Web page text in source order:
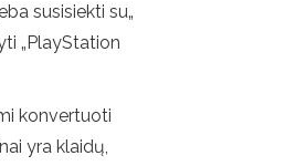
susisiekti su„
„PlayStation
konvertuoti
yra klaidų,